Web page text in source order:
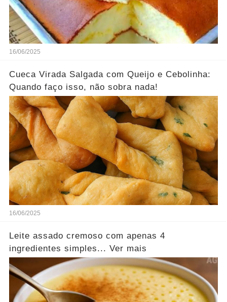
16/06/2025
Cueca Virada Salgada com Queijo e Cebolinha:
Quando faço isso, não sobra nada!
16/06/2025
Leite assado cremoso com apenas 4
ingredientes simples... Ver mais